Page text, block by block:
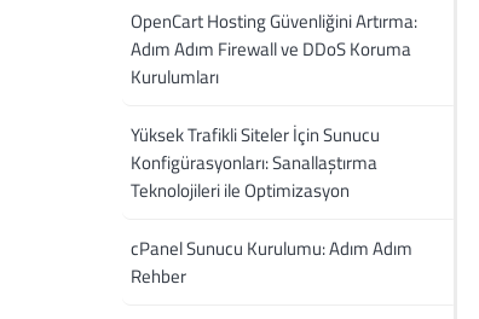
OpenCart Hosting Güvenliğini Artırma:
Adım Adım Firewall ve DDoS Koruma
Kurulumları
Yüksek Trafikli Siteler İçin Sunucu
Konfigürasyonları: Sanallaştırma
Teknolojileri ile Optimizasyon
cPanel Sunucu Kurulumu: Adım Adım
Rehber